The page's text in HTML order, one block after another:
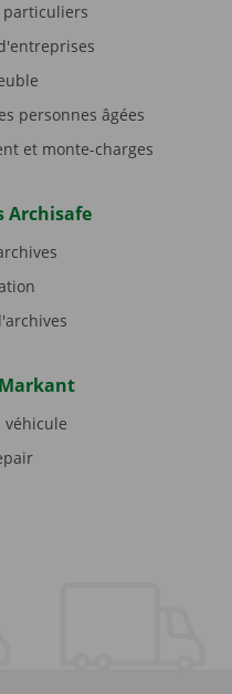
particuliers
personnes âgées
et monte-charges
Archisafe
véhicule